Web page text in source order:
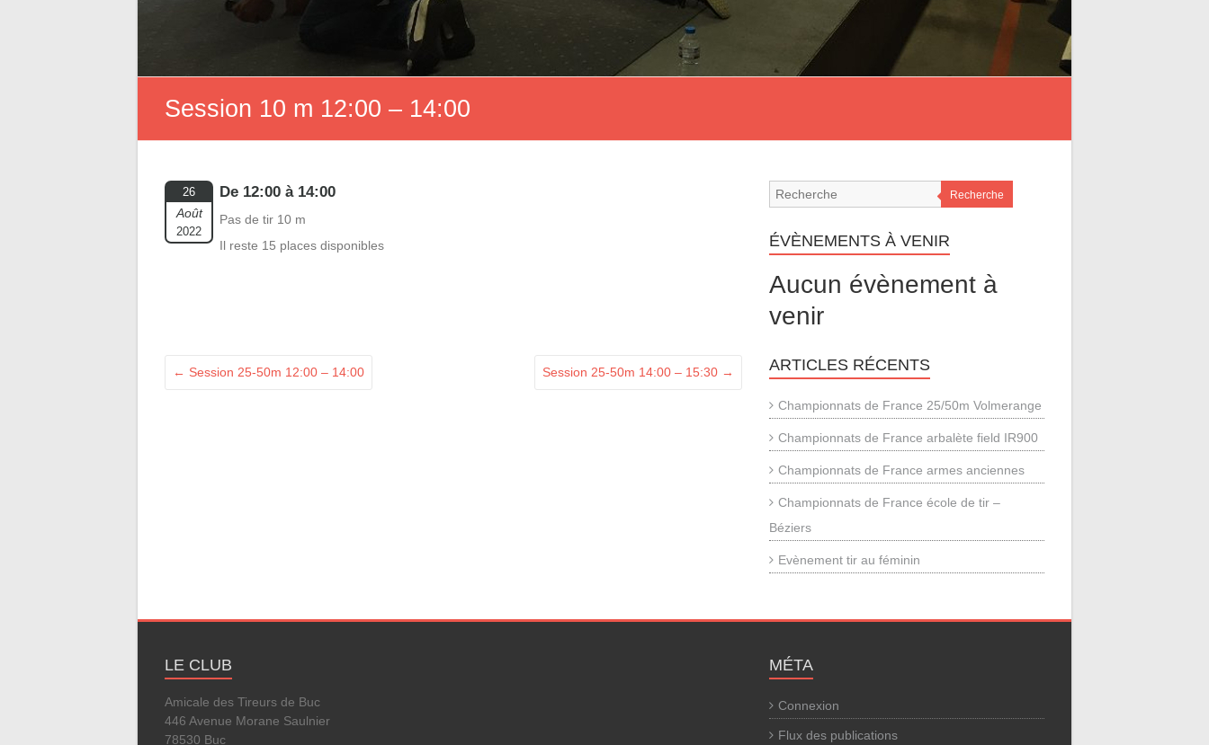
Session 10 m 12:00 – 14:00
26
Août
2022
De 12:00 à 14:00
Pas de tir 10 m
Il reste 15 places disponibles
← Session 25-50m 12:00 – 14:00 Session 25-50m 14:00 – 15:30 →
Recherche
ÉVÈNEMENTS À VENIR
Aucun évènement à
venir
ARTICLES RÉCENTS
Championnats de France 25/50m Volmerange
Championnats de France arbalète field IR900
Championnats de France armes anciennes
Championnats de France école de tir –
Béziers
Evènement tir au féminin
LE CLUB
Amicale des Tireurs de Buc
446 Avenue Morane Saulnier
78530 Buc
MÉTA
Connexion
Flux des publications